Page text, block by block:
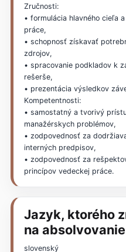
Zručnosti:
• formulácia hlavného cieľa
práce,
• schopnosť získavať
zdrojov,
• spracovanie podkladov k
rešerše,
• prezentácia výsledkov
Kompetentnosti:
• samostatný a tvorivý
manažérskych problémov,
• zodpovednosť za
interných predpisov,
• zodpovednosť za
princípov vedeckej práce.
Jazyk, ktorého
na
slovenský